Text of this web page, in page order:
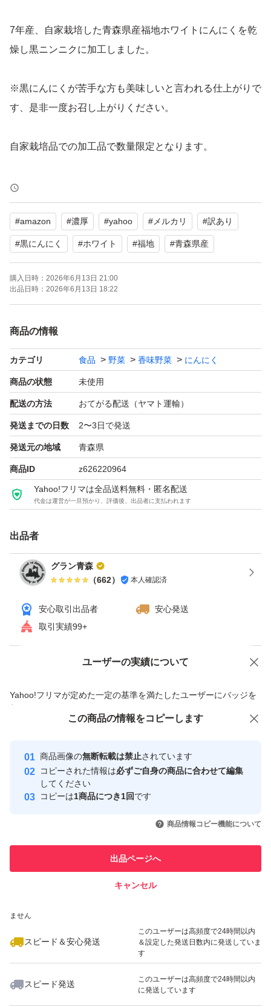
7年産、自家栽培した青森県産福地ホワイトにんにくを乾
燥し黒ニンニクに加工しました。
※黒にんにくが苦手な方も美味しいと言われる仕上がりで
す、是非一度お召し上がりください。
自家栽培品での加工品で数量限定となります。
独自開発した熟成機でにんにく本来の水分のみで容器内で
密閉熟成発酵し完成しました。少し硬めで激甘に仕上がっ
ております。【糖度50以上】
水分無調整、無着色、無香料で、皮がめくれた、
小さい、双子等が混じった訳あり品です。
梱包はジップ付袋で脱酸素剤入りで梱包します。
【名称】 青森県産 黒ニンニク
【原料原産地名】青森県産 福地ホワイト
【加工場所】 青森県 五戸町
【内量量】 200g
【賞味期限】 常温10ヶ月間
【保存方法】 直射日光を避け温度の低い所で
保管お願い致します。
宜しくお願い致します。(^^)
#amazon #濃厚 #yahoo #メルカリ #訳あり
#黒にんにく #ホワイト #福地 #青森県産
購入日時： 2026年6月13日 21:00
出品日時： 2026年6月13日 18:22
商品の情報
カテゴリ 食品 野菜 香味野菜 にんにく
商品の状態 未使用
配送の方法 おてがる配送（ヤマト運輸）
発送までの日数 2〜3日で発送
発送元の地域 青森県
商品ID z626220964
Yahoo!フリマは全品送料無料・匿名配送
代金は運営が一旦預かり、評価後、出品者に支払われます
出品者
グラン青森
（662） 本人確認済
安心取引出品者
安心発送
取引実績99+
ユーザーの実績について
Yahoo!フリマが定めた一定の基準を満たしたユーザーにバッジを
付与しています
安心取引出品者
心・安全なユーザーです
取引実績
引を完了させた実績があります
での取引実績があります
ません
スピード＆安心発送
このユーザーは高頻度で24時間以内
＆設定した発送日数内に発送していま
す
スピード発送
このユーザーは高頻度で24時間以内
に発送しています
価格の相談 商品への質問
この商品の情報をコピーします
商品画像の無断転載は禁止されています
コピーされた情報は必ずご自身の商品に合わせて編集
してください
コピーは1商品につき1回です
商品情報コピー機能について
出品ページへ
キャンセル
この商品をみている人にオススメ
いいね！
1,000